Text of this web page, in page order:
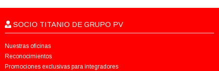
SOCIO TITANIO DE GRUPO PV
Nuestras oficinas
Reconocimientos
Promociones exclusivas para integradores